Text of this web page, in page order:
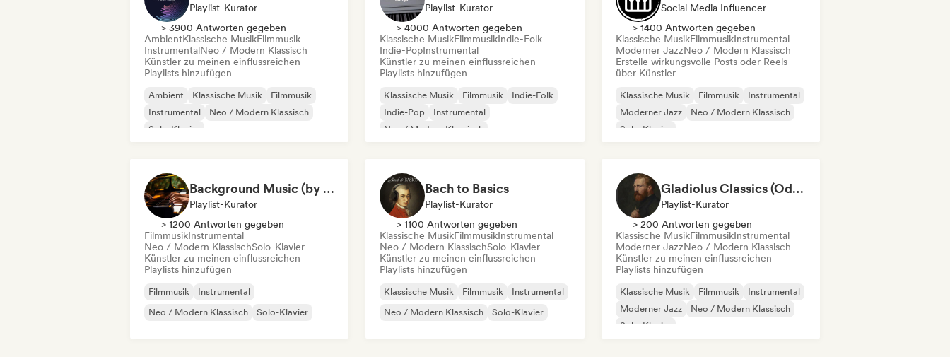
Playlist-Kurator
> 3900 Antworten gegeben
AmbientKlassische MusikFilmmusik
InstrumentalNeo / Modern Klassisch
Künstler zu meinen einflussreichen
Playlists hinzufügen
Ambient Klassische Musik
Filmmusik
Instrumental
Neo / Modern Klassisch
Solo-Klavier
Playlist-Kurator
> 4000 Antworten gegeben
Klassische MusikFilmmusikIndie-Folk
Indie-PopInstrumental
Künstler zu meinen einflussreichen
Playlists hinzufügen
Klassische Musik Filmmusik
Indie-Folk
Indie-Pop
Instrumental
Neo / Modern Klassisch
Social Media Influencer
> 1400 Antworten gegeben
Klassische MusikFilmmusikInstrumental
Moderner JazzNeo / Modern Klassisch
Erstelle wirkungsvolle Posts oder Reels
über Künstler
Klassische Musik Filmmusik
Instrumental
Moderner Jazz
Neo / Modern Klassisch
Solo-Klavier
Background Music (by Pianoman)
Playlist-Kurator
> 1200 Antworten gegeben
FilmmusikInstrumental
Neo / Modern KlassischSolo-Klavier
Künstler zu meinen einflussreichen
Playlists hinzufügen
Filmmusik
Instrumental
Neo / Modern Klassisch
Solo-Klavier
Bach to Basics
Playlist-Kurator
> 1100 Antworten gegeben
Klassische MusikFilmmusikInstrumental
Neo / Modern KlassischSolo-Klavier
Künstler zu meinen einflussreichen
Playlists hinzufügen
Klassische Musik Filmmusik
Instrumental
Neo / Modern Klassisch
Solo-Klavier
Gladiolus Classics (Odak Arttırıcı Müzikler)
Playlist-Kurator
> 200 Antworten gegeben
Klassische MusikFilmmusikInstrumental
Moderner JazzNeo / Modern Klassisch
Künstler zu meinen einflussreichen
Playlists hinzufügen
Klassische Musik Filmmusik
Instrumental
Moderner Jazz
Neo / Modern Klassisch
Solo-Klavier